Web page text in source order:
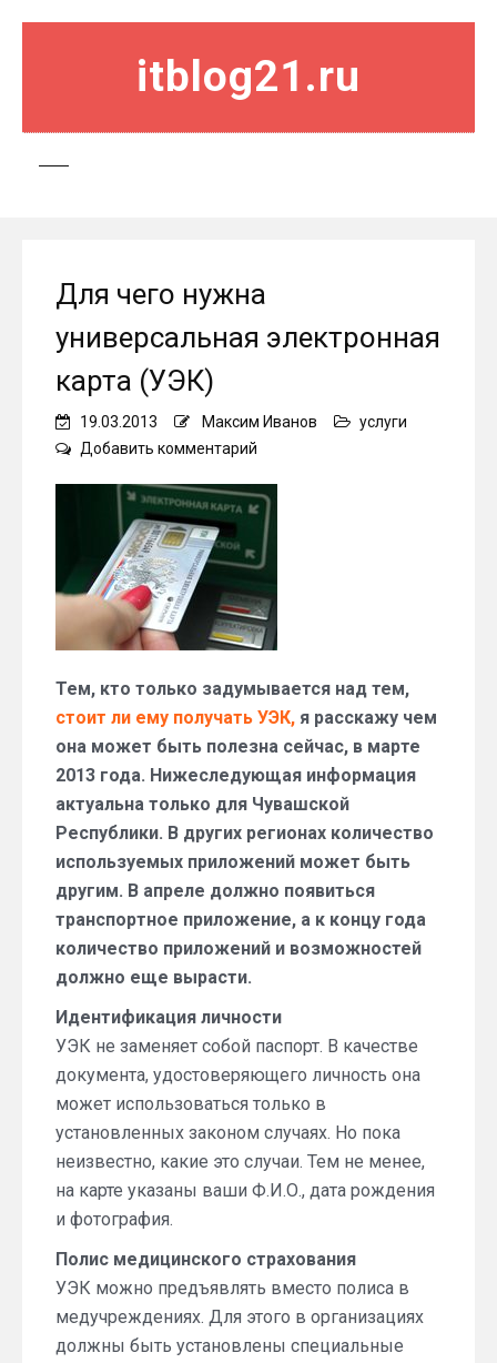
itblog21.ru
Для чего нужна
универсальная электронная
карта (УЭК)
19.03.2013 Максим Иванов
услуги
Добавить комментарий
чего
нужна
универсальная
электронная
(УЭК)
Тем, кто только задумывается над тем,
стоит ли ему получать УЭК, я расскажу чем
она может быть полезна сейчас, в марте
2013 года. Нижеследующая информация
актуальна только для Чувашской
Республики. В других регионах количество
используемых приложений может быть
другим. В апреле должно появиться
транспортное приложение, а к концу года
количество приложений и возможностей
должно еще вырасти.
Идентификация личности
УЭК не заменяет собой паспорт. В качестве
документа, удостоверяющего личность она
может использоваться только в
установленных законом случаях. Но пока
неизвестно, какие это случаи. Тем не менее,
на карте указаны ваши Ф.И.О., дата рождения
и фотография.
Полис медицинского страхования
УЭК можно предъявлять вместо полиса в
медучреждениях. Для этого в организациях
должны быть установлены специальные